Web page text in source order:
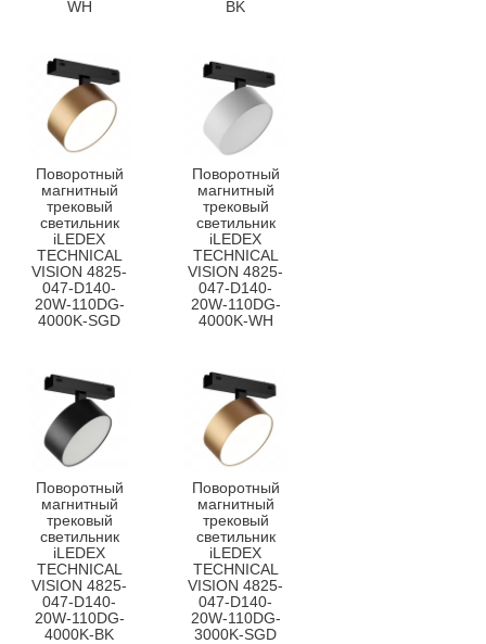
WH BK
Поворотный
магнитный
трековый
светильник
iLEDEX
TECHNICAL
VISION 4825-
047-D140-
20W-110DG-
4000K-SGD
Поворотный
магнитный
трековый
светильник
iLEDEX
TECHNICAL
VISION 4825-
047-D140-
20W-110DG-
4000K-WH
Поворотный
магнитный
трековый
светильник
iLEDEX
TECHNICAL
VISION 4825-
047-D140-
20W-110DG-
4000K-BK
Поворотный
магнитный
трековый
светильник
iLEDEX
TECHNICAL
VISION 4825-
047-D140-
20W-110DG-
3000K-SGD